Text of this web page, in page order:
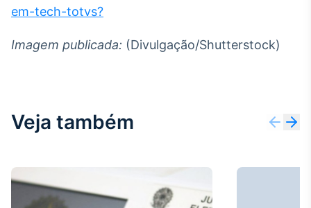
Gestão de
em-tech-totvs?
Imagem publicada: (Divulgação/Shutterstock)
Veja também